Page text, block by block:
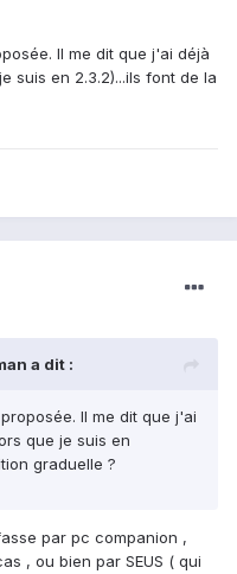
Il me dit que j'ai déjà
suis en 2.3.2)...ils font de la
a dit :
Il me dit que j'ai
que je suis en
graduelle ?
par pc companion ,
, ou bien par SEUS ( qui